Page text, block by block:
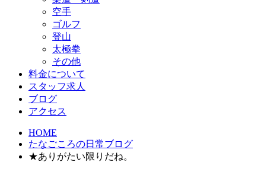
空手
ゴルフ
登山
太極拳
その他
料金について
スタッフ求人
ブログ
アクセス
HOME
たなごころの日常ブログ
★ありがたい限りだね。